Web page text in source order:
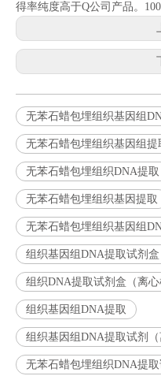
得率纯度高于Q公司产品。100
无苯石蜡包埋组织基因组
无苯石蜡包埋组织基因组提
无苯石蜡包埋组织DNA提取
无苯石蜡包埋组织基因提取
无苯石蜡包埋组织基因组
组织基因组DNA提取试剂盒
组织DNA提取试剂盒（离心
组织基因组DNA提取
组织基因组DNA提取试剂（
无苯石蜡包埋组织DNA提取